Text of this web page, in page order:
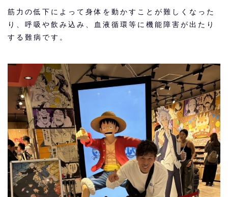
筋力の低下によって身体を動かすことが難しくなった
り、呼吸や飲み込み、血液循環等に機能障害が出たり
する難病です。